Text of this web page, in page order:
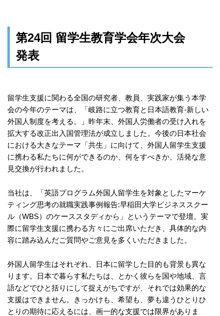
第24回 留学生教育学会年次大会
発表
留学生支援に関わる全国の研究者、教員、実践家が集う本学
会の今年のテーマは、「岐路に立つ教育と日本語教育-新しい
外国人制度を考える。」昨年末、外国人労働者の受け入れを
拡大する改正出入国管理法が成立しました。今後の日本社会
における大きなテーマ「共生」に向けて、外国人留学生支援
に携わる私たちに何ができるのか、何をすべきか、活発な意
見交換が行われました。
当社は、「英語プログラム外国人留学生を対象としたマーケ
ティング思考の就職実践事例報告:早稲田大学ビジネススクー
ル（WBS）のケーススタディから」というテーマで登壇。実
際に留学生支援に携わる方々にご出席いただき、具体的な内
容に踏み込んだご質問やご意見を多くいただきました。
外国人留学生はそれぞれ、日本に留学した目的も背景も異な
ります。日本で暮らす私たちは、とかく彼らを国や地域、言
語などでひと括りにして捉えがちですが、それでは効果的な
支援はできません。きっかけも、希望も、夢も違うひとりひ
とりの期待に応えるには、画一的な支援では限界がありま